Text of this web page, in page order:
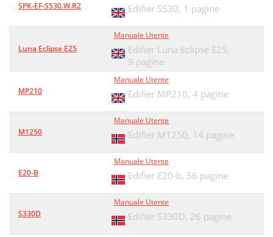
SPK-EF-S530.W.R2 Edifier S530, 1 pagine
Luna Eclipse E25
Manuale Utente
Edifier Luna Eclipse E25,
9 pagine
MP210
Manuale Utente
Edifier MP210, 4 pagine
M1250
Manuale Utente
Edifier M1250, 14 pagine
E20-B
Manuale Utente
Edifier E20-b, 56 pagine
S330D
Manuale Utente
Edifier S330D, 26 pagine